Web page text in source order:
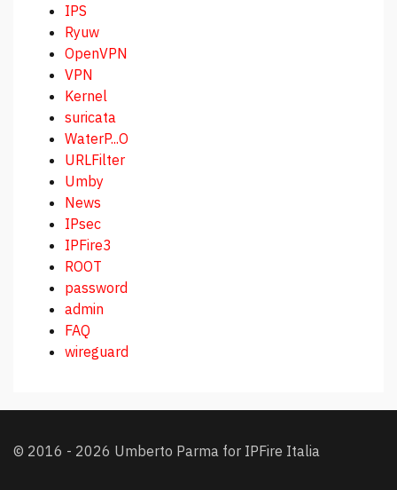
IPS
Ryuw
OpenVPN
VPN
Kernel
suricata
WaterP...O
URLFilter
Umby
News
IPsec
IPFire3
ROOT
password
admin
FAQ
wireguard
© 2016 - 2026 Umberto Parma for IPFire Italia